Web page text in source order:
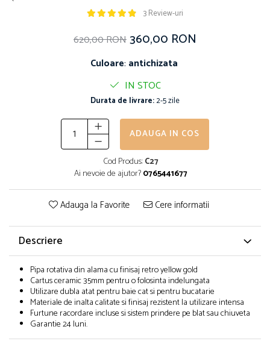
3 Review-uri
620,00 RON360,00 RON
Culoare: antichizata
IN STOC
Durata de livrare:2-5 zile
ADAUGA IN COS
Cod Produs:C27
Ai nevoie de ajutor?0765441677
Adauga la Favorite Cere informatii
Descriere
Pipa rotativa din alama cu finisaj retro yellow gold
Cartus ceramic 35mm pentru o folosinta indelungata
Utilizare dubla atat pentru baie cat si pentru bucatarie
Materiale de inalta calitate si finisaj rezistent la utilizare intensa
Furtune racordare incluse si sistem prindere pe blat sau chiuveta
Garantie 24 luni.